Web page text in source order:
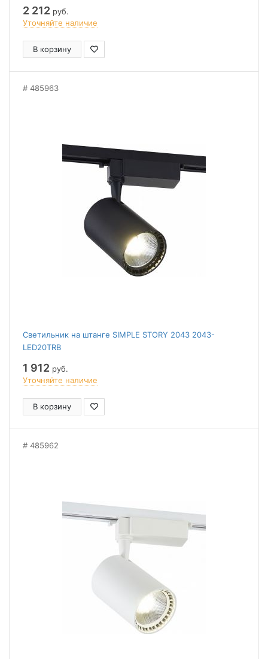
2 212 руб.
Уточняйте наличие
В корзину
485963
Светильник на штанге SIMPLE STORY 2043 2043-
LED20TRB
1 912 руб.
Уточняйте наличие
В корзину
485962